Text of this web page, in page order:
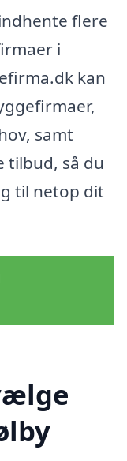
flere
i
kan
samt
tilbud, så du
til netop dit